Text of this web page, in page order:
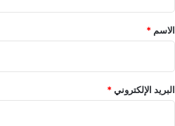
*
الاسم *
البريد الإلكتروني*